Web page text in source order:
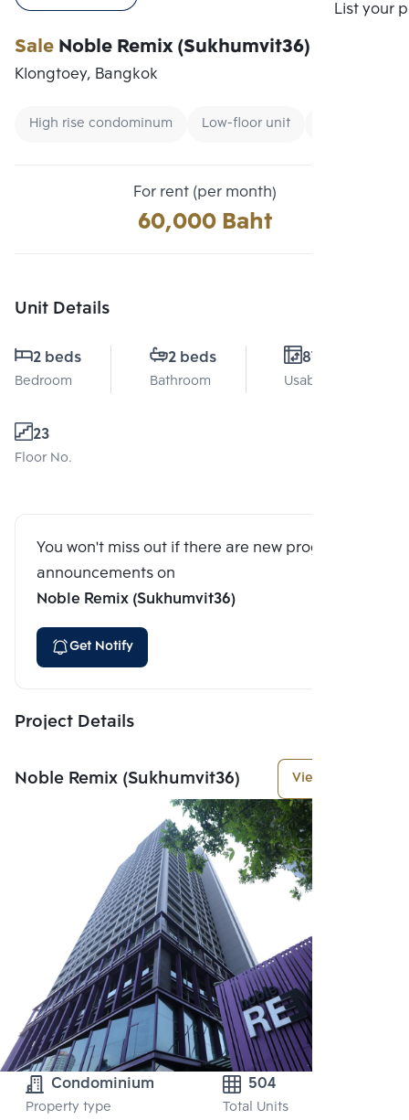
List your
SaleNoble Remix (Sukhumvit36)
Klongtoey, Bangkok
High rise condominum Low-floor unit
For rent (per month)
60,000 Baht
Unit Details
2 beds
Bedroom
2 beds
Bathroom
87 Sq.m.
Usable area
23
Floor No.
You won't miss out if there are new program
announcements on
Noble Remix (Sukhumvit36)
Get Notify
Project Details
Noble Remix (Sukhumvit36) View More
Condominium
Property type
504
Total Units